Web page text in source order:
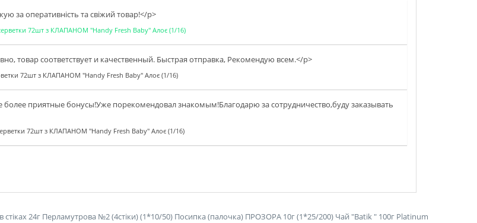
за оперативнiсть та свiжий товар!</p>
72шт з КЛАПАНОМ "Handy Fresh Baby" Алоє (1/16)
товар соответствует и качественный. Быстрая отправка, Рекомендую всем.</p>
72шт з КЛАПАНОМ "Handy Fresh Baby" Алоє (1/16)
приятные бонусы!Уже порекомендовал знакомым!Благодарю за сотрудничество,буду заказывать
72шт з КЛАПАНОМ "Handy Fresh Baby" Алоє (1/16)
стіках 24г Перламутрова №2 (4стіки) (1*10/50) Посипка (палочка) ПРОЗОРА 10г (1*25/200) Чай "Batik " 100г Platinum